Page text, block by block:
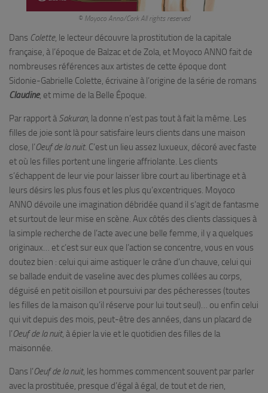
© Moyoco Anno/Cork All rights reserved
Dans Colette, le lecteur découvre la prostitution de la capitale
française, à l’époque de Balzac et de Zola, et Moyoco ANNO fait de
nombreuses références aux artistes de cette époque dont
Sidonie-Gabrielle Colette, écrivaine à l’origine de la série de romans
Claudine, et mime de la Belle Époque.
Par rapport à Sakuran, la donne n’est pas tout à fait la même. Les
filles de joie sont là pour satisfaire leurs clients dans une maison
close, l’Oeuf de la nuit. C’est un lieu assez luxueux, décoré avec faste
et où les filles portent une lingerie affriolante. Les clients
s’échappent de leur vie pour laisser libre court au libertinage et à
leurs désirs les plus fous et les plus qu’excentriques. Moyoco
ANNO dévoile une imagination débridée quand il s’agit de fantasme
et surtout de leur mise en scène. Aux côtés des clients classiques à
la simple recherche de l’acte avec une belle femme, il y a quelques
originaux… et c’est sur eux que l’action se concentre, vous en vous
doutez bien : celui qui aime astiquer le crâne d’un chauve, celui qui
se ballade enduit de vaseline avec des plumes collées au corps,
déguisé en petit oisillon et poursuivi par des pécheresses (toutes
les filles de la maison qu’il réserve pour lui tout seul)… ou enfin celui
qui vit depuis des mois, peut-être des années, dans un placard de
l’Oeuf de la nuit, à épier la vie et le quotidien des filles de la
maisonnée.
Dans l’Oeuf de la nuit, les hommes commencent souvent par parler
avec la prostituée, presque d’égal à égal, de tout et de rien,